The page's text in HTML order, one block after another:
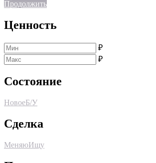
Продолжить
Ценность
₽
₽
Состояние
НовоеБ/У
Сделка
МеняюИщу